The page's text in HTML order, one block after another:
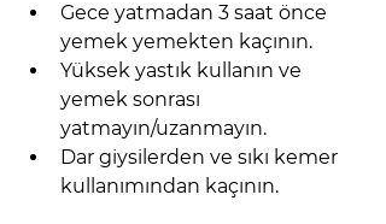
Gece yatmadan 3 saat önce
yemek yemekten kaçının.
Yüksek yastık kullanın ve
yemek sonrası
yatmayın/uzanmayın.
Dar giysilerden ve sıkı kemer
kullanımından kaçının.